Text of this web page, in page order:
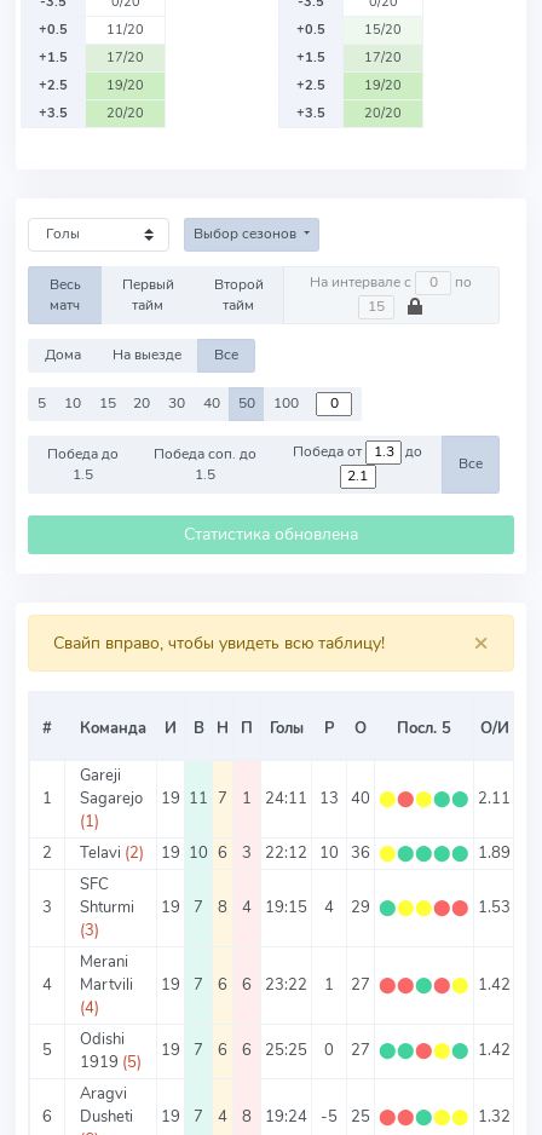
+0.5
11/20
+1.5
17/20
+2.5
19/20
+3.5
20/20
+0.5
15/20
+1.5
17/20
+2.5
19/20
+3.5
20/20
Выбор сезонов
Весь
матч
Первый
тайм
Второй
тайм
На интервале с по
Дома На выезде Все
5 10 15 20 30 40 50 100
Победа до
1.5
Победа соп. до
1.5
Победа от до
Все
Статистика обновлена
×
Свайп вправо, чтобы увидеть всю таблицу!
# Команда И В Н П Голы Р О Посл. 5 О/И
1
Gareji
Sagarejo
(1)
19 11 7 1 24:11 13 40 ⬤⬤⬤⬤⬤ 2.11
2 Telavi (2) 19 10 6 3 22:12 10 36 ⬤⬤⬤⬤⬤ 1.89
3
SFC
Shturmi
(3)
19 7 8 4 19:15 4 29 ⬤⬤⬤⬤⬤ 1.53
4
Merani
Martvili
(4)
19 7 6 6 23:22 1 27 ⬤⬤⬤⬤⬤ 1.42
5
Odishi
1919 (5)
19 7 6 6 25:25 0 27 ⬤⬤⬤⬤⬤ 1.42
6
Aragvi
Dusheti
19 7 4 8 19:24 -5 25 ⬤⬤⬤⬤⬤ 1.32